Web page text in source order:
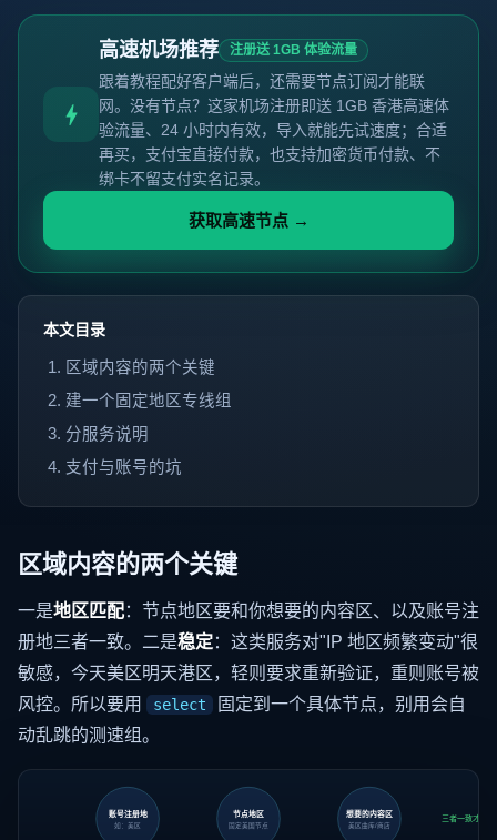
高速机场推荐 注册送 1GB 体验流量
跟着教程配好客户端后，还需要节点订阅才能联
网。没有节点？这家机场注册即送 1GB 香港高速体
验流量、24 小时内有效，导入就能先试速度；合适
再买，支付宝直接付款，也支持加密货币付款、不
绑卡不留支付实名记录。
获取高速节点 →
本文目录
区域内容的两个关键
建一个固定地区专线组
分服务说明
支付与账号的坑
区域内容的两个关键
一是地区匹配：节点地区要和你想要的内容区、以及账号注
册地三者一致。二是稳定：这类服务对"IP 地区频繁变动"很
敏感，今天美区明天港区，轻则要求重新验证，重则账号被
风控。所以要用
select
固定到一个具体节点，别用会自
动乱跳的测速组。
账号注册地
如：美区
节点地区
固定美国节点
想要的内容区
美区曲库/商店
三者一致才稳